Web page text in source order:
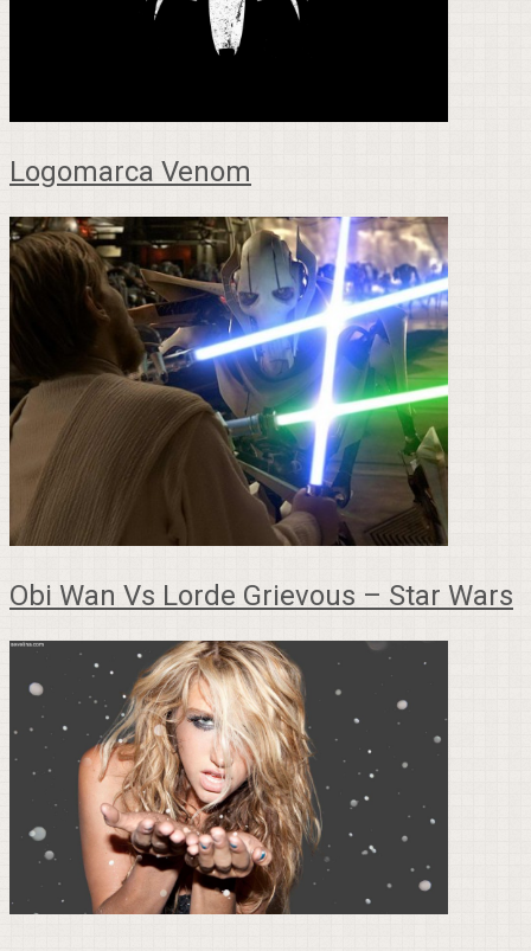
Logomarca Venom
Obi Wan Vs Lorde Grievous – Star Wars